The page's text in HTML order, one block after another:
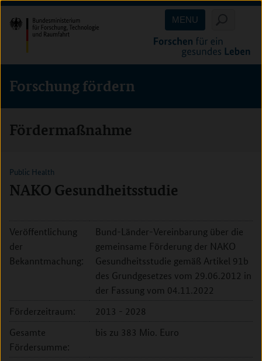
Direkt
zum
Inhalt
(Eingabetaste)
Direkt
zum
Hauptmenu
(Eingabetaste)
Direkt
zur
Suche
(Eingabetaste)
MENU
Forschung fördern
Fördermaßnahme
Public Health
NAKO Gesundheitsstudie
Veröffentlichung
der
Bekanntmachung:
Bund-Länder-Vereinbarung über die
gemeinsame Förderung der NAKO
Gesundheitsstudie gemäß Artikel 91b
des Grundgesetzes vom 29.06.2012 in
der Fassung vom 04.11.2022
Förderzeitraum:
2013 - 2028
Gesamte
Fördersumme:
bis zu 383 Mio. Euro